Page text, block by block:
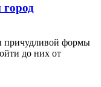
причудливой формы
до них от